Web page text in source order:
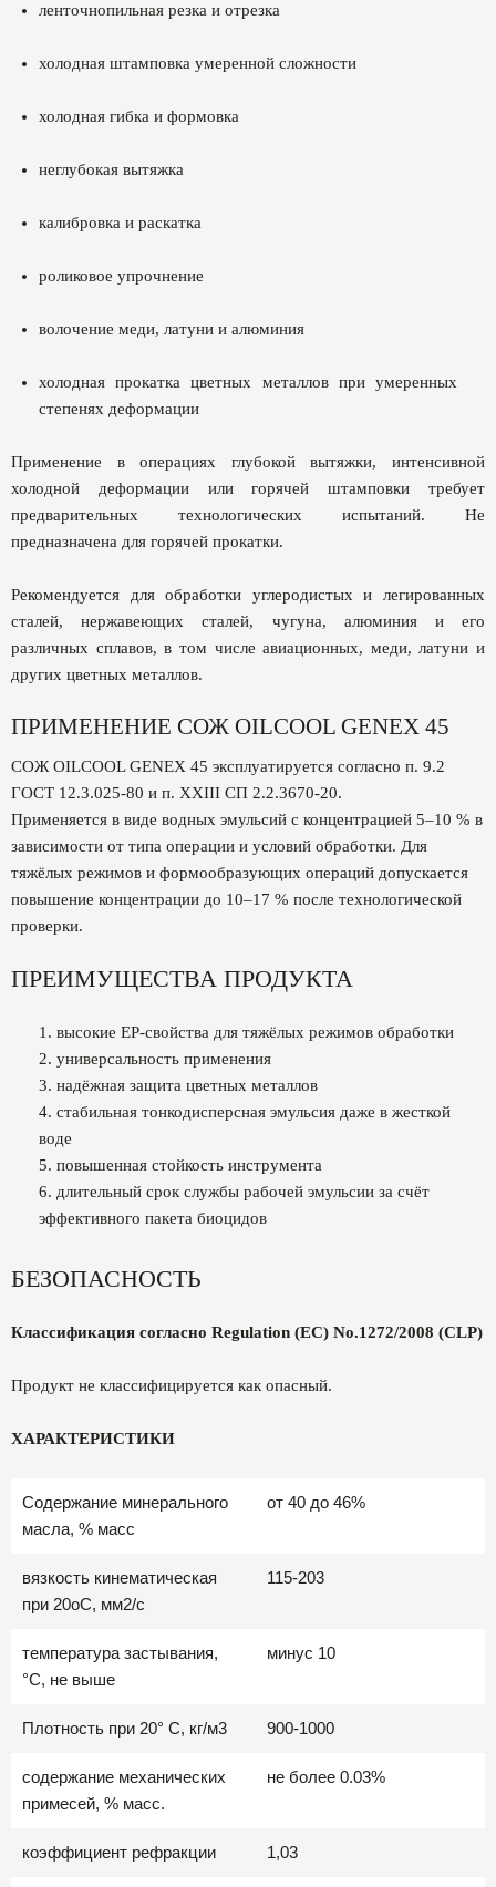
ленточнопильная резка и отрезка
холодная штамповка умеренной сложности
холодная гибка и формовка
неглубокая вытяжка
калибровка и раскатка
роликовое упрочнение
волочение меди, латуни и алюминия
холодная прокатка цветных металлов при умеренных
степенях деформации
Применение в операциях глубокой вытяжки, интенсивной
холодной деформации или горячей штамповки требует
предварительных технологических испытаний. Не
предназначена для горячей прокатки.
Рекомендуется для обработки углеродистых и легированных
сталей, нержавеющих сталей, чугуна, алюминия и его
различных сплавов, в том числе авиационных, меди, латуни и
других цветных металлов.
ПРИМЕНЕНИЕ СОЖ OILCOOL GENEX 45
СОЖ OILCOOL GENEX 45 эксплуатируется согласно п. 9.2
ГОСТ 12.3.025-80 и п. ХХIII СП 2.2.3670-20.
Применяется в виде водных эмульсий с концентрацией 5–10 % в
зависимости от типа операции и условий обработки. Для
тяжёлых режимов и формообразующих операций допускается
повышение концентрации до 10–17 % после технологической
проверки.
ПРЕИМУЩЕСТВА ПРОДУКТА
высокие EP-свойства для тяжёлых режимов обработки
универсальность применения
надёжная защита цветных металлов
стабильная тонкодисперсная эмульсия даже в жесткой
воде
повышенная стойкость инструмента
длительный срок службы рабочей эмульсии за счёт
эффективного пакета биоцидов
БЕЗОПАСНОСТЬ
Классификация согласно Regulation (EC) No.1272/2008 (CLP)
Продукт не классифицируется как опасный.
ХАРАКТЕРИСТИКИ
Содержание минерального
масла, % масс
от 40 до 46%
вязкость кинематическая
при 20оС, мм2/с
115-203
температура застывания,
°C, не выше
минус 10
Плотность при 20° С, кг/м3 900-1000
содержание механических
примесей, % масс.
не более 0.03%
коэффициент рефракции 1,03